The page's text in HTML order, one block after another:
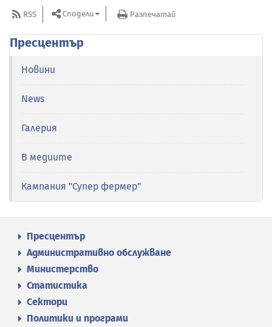
RSS Сподели Разпечатай
Пресцентър
Новини
News
Галерия
В медиите
Кампания "Супер фермер"
Пресцентър
Административно обслужване
Министерство
Статистика
Сектори
Политики и програми